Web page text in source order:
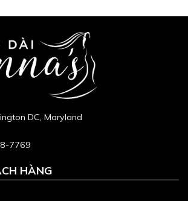
DC, Maryland
7769
HÀNG